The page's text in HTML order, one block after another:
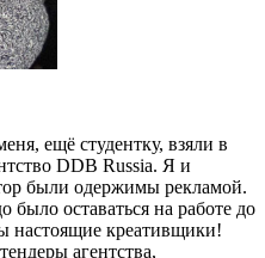
ещё студентку, взяли в
DDB Russia. Я и
были одержимы рекламой.
было оставаться на работе до
настоящие креативщики!
агентства,